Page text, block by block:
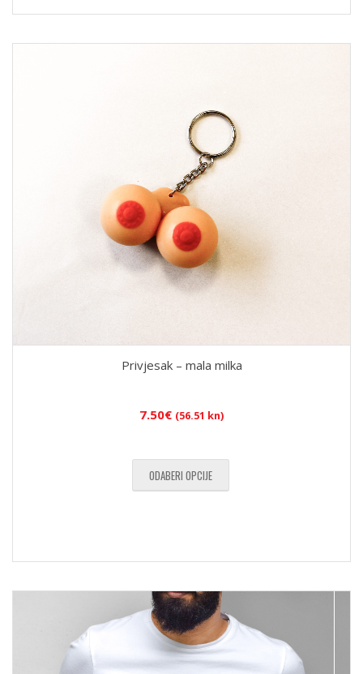
Privjesak – mala milka
7.50€ (56.51 kn)
ODABERI OPCIJE